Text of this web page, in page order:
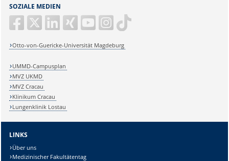
SOZIALE MEDIEN
Otto-von-Guericke-Universität Magdeburg
UMMD-Campusplan
MVZ UKMD
MVZ Cracau
Klinikum Cracau
Lungenklinik Lostau
LINKS
Über uns
Medizinischer Fakultätentag